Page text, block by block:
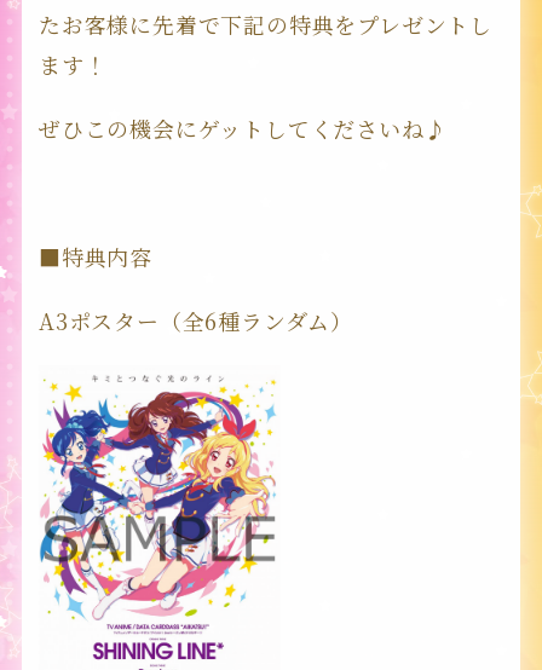
たお客様に先着で下記の特典をプレゼントし
ます！
ぜひこの機会にゲットしてくださいね♪
■特典内容
A3ポスター（全6種ランダム）